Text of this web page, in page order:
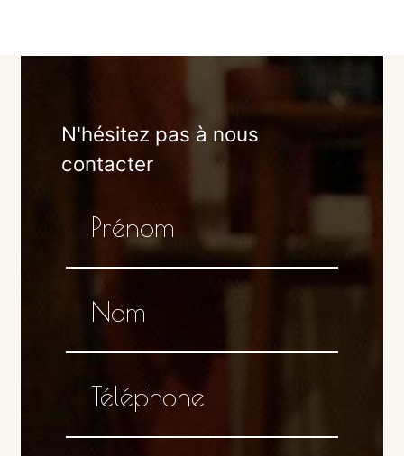
N'hésitez pas à nous
contacter